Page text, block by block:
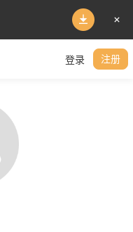
登录 注册